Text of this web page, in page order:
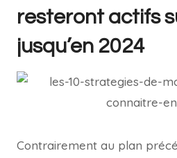
resteront actifs
jusqu’en 2024
Contrairement au plan